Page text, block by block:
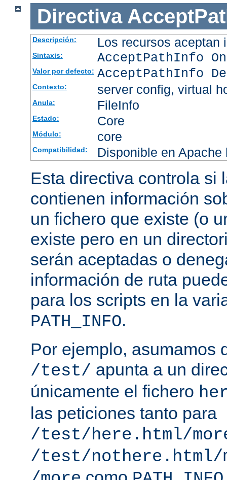
Directiva
Descripción: Los recursos aceptan
Sintaxis: AcceptPathInfo
Valor por defecto: AcceptPathInfo
Contexto: server config, virtual
Anula: FileInfo
Estado: Core
Módulo: core
Compatibilidad: Disponible en
Esta directiva controla si
contienen información
un fichero que existe (o
existe pero en un
serán aceptadas o
información de ruta
para los scripts en la
PATH_INFO.
Por ejemplo, asumamos
/test/ apunta a un
únicamente el fichero
las peticiones tanto para
/test/here.html/
/test/nothere.html/